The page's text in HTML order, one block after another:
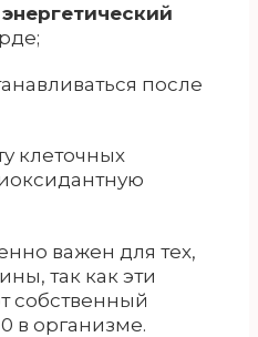
энергетический
после
клеточных
важен для тех,
так как эти
собственный
в организме.